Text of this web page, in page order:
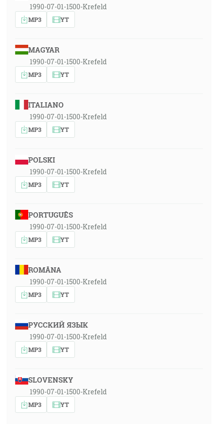
1990-07-01-1500-Krefeld
MP3 YT
MAGYAR
1990-07-01-1500-Krefeld
MP3 YT
ITALIANO
1990-07-01-1500-Krefeld
MP3 YT
POLSKI
1990-07-01-1500-Krefeld
MP3 YT
PORTUGUÊS
1990-07-01-1500-Krefeld
MP3 YT
ROMÂNA
1990-07-01-1500-Krefeld
MP3 YT
РУССКИЙ ЯЗЫК
1990-07-01-1500-Krefeld
MP3 YT
SLOVENSKY
1990-07-01-1500-Krefeld
MP3 YT